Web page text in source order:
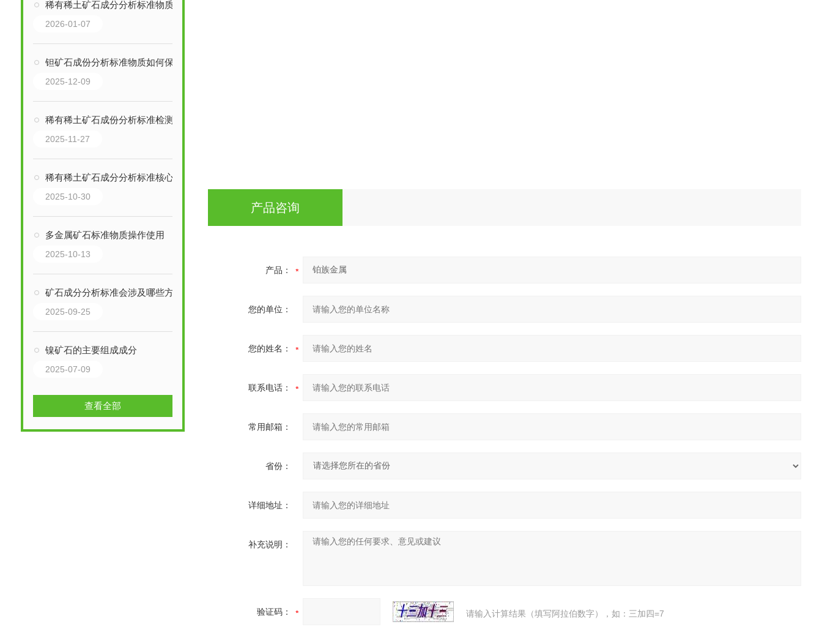
稀有稀土矿石成分分析标准物质其详细介绍
2026-01-07
钽矿石成份分析标准物质如何保存？
2025-12-09
稀有稀土矿石成份分析标准检测方法与标准
2025-11-27
稀有稀土矿石成分分析标准核心分析指标
2025-10-30
多金属矿石标准物质操作使用
2025-10-13
矿石成分分析标准会涉及哪些方面？
2025-09-25
镍矿石的主要组成成分
2025-07-09
查看全部
产品咨询
产品：
您的单位：
您的姓名：
联系电话：
常用邮箱：
省份：
详细地址：
补充说明：
验证码： 请输入计算结果（填写阿拉伯数字），如：三加四=7